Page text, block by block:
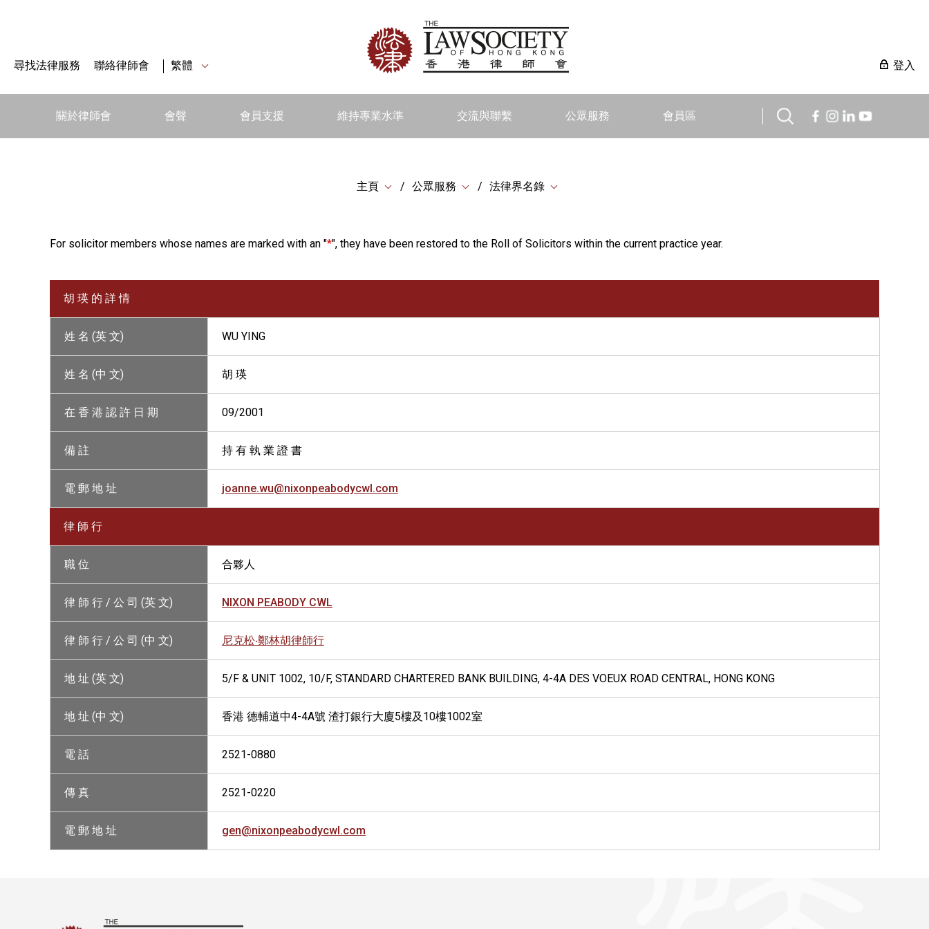
尋找法律服務 聯絡律師會 繁體 登入
關於律師會 會聲 會員支援 維持專業水準 交流與聯繫 公眾服務 會員區
主頁 公眾服務 法律界名錄
For solicitor members whose names are marked with an "*", they have been restored to the Roll of Solicitors within the current practice year.
胡 瑛 的 詳 情
姓 名 (英 文) WU YING
姓 名 (中 文) 胡 瑛
在 香 港 認 許 日 期 09/2001
備 註 持 有 執 業 證 書
電 郵 地 址 joanne.wu@nixonpeabodycwl.com
律 師 行
職 位 合夥人
律 師 行 / 公 司 (英 文) NIXON PEABODY CWL
律 師 行 / 公 司 (中 文) 尼克松‧鄭林胡律師行
地 址 (英 文) 5/F & UNIT 1002, 10/F, STANDARD CHARTERED BANK BUILDING, 4-4A DES VOEUX ROAD CENTRAL, HONG KONG
地 址 (中 文) 香港 德輔道中4-4A號 渣打銀行大廈5樓及10樓1002室
電 話 2521-0880
傳 真 2521-0220
電 郵 地 址 gen@nixonpeabodycwl.com